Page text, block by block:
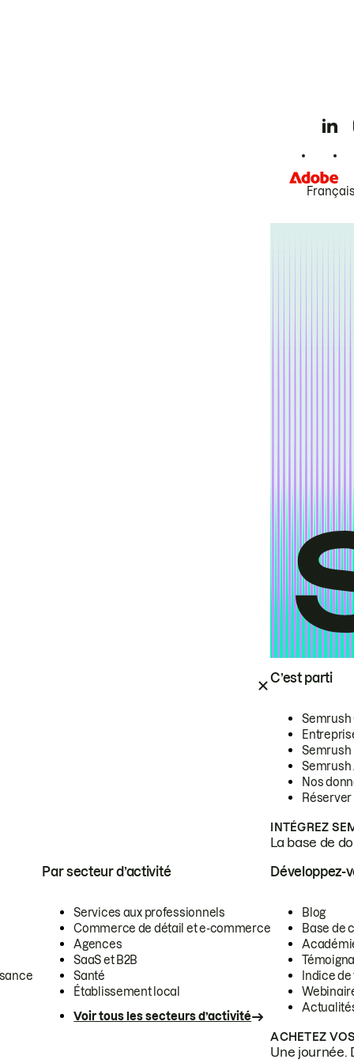
C’est parti
Semrush
Semrush
Semrush
Nos
INTÉGREZ
La base de
Par secteur d’activité
Services aux professionnels
Commerce de détail et e-commerce
Agences
SaaS et B2B
Santé
Établissement local
Voir tous les secteurs d’activité
Développez-
Blog
Base de
Indice
ACHETEZ
Une journée.